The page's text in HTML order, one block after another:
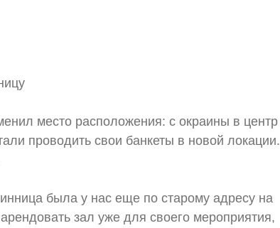
место расположения: с окраины в центр
проводить свои банкеты в новой локации.
была у нас еще по старому адресу на
зал уже для своего мероприятия,